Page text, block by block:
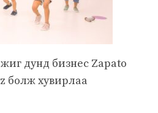
дунд бизнес Zapato
болж хувирлаа